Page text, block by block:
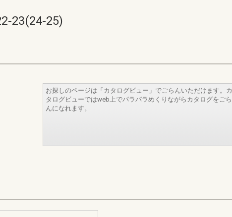
23(24-25)
お探しのページは「カタログビュー」でごらんいただけます。カ
タログビューではweb上でパラパラめくりながらカタログをごら
んになれます。